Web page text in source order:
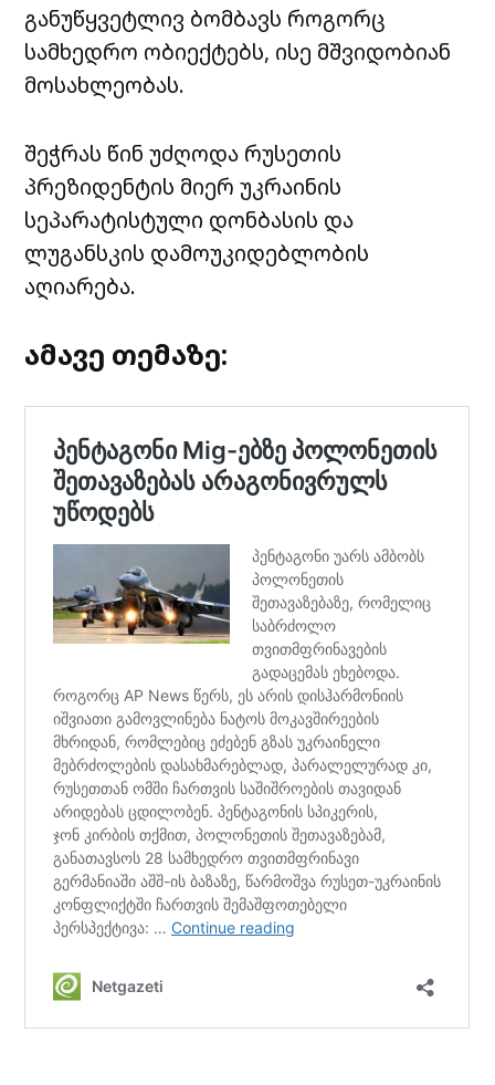
განუწყვეტლივ ბომბავს როგორც
სამხედრო ობიექტებს, ისე მშვიდობიან
მოსახლეობას.
შეჭრას წინ უძღოდა რუსეთის
პრეზიდენტის მიერ უკრაინის
სეპარატისტული დონბასის და
ლუგანსკის დამოუკიდებლობის
აღიარება.
ამავე თემაზე: